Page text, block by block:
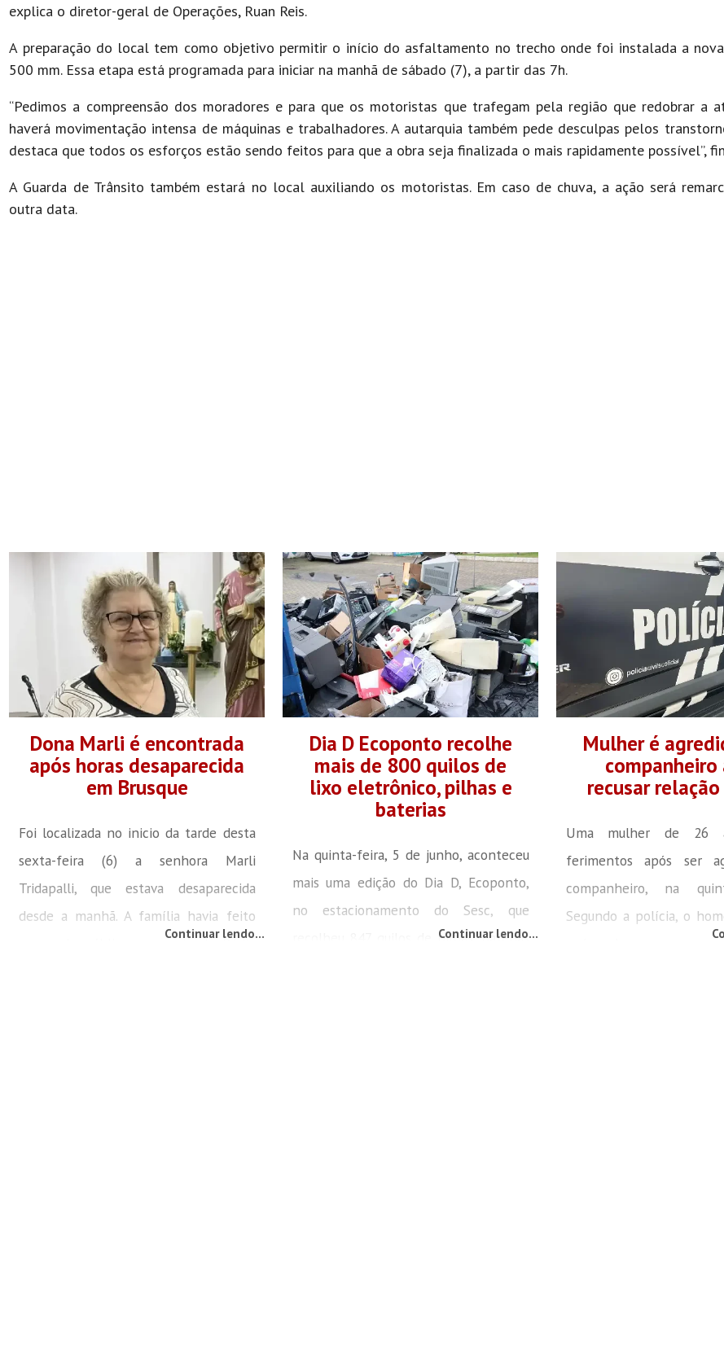
explica o diretor-geral de Operações, Ruan Reis.
A preparação do local tem como objetivo permitir o início do asfaltamento no trecho onde foi instalada a
500 mm. Essa etapa está programada para iniciar na manhã de sábado (7), a partir das 7h.
“Pedimos a compreensão dos moradores e para que os motoristas que trafegam pela região que redobrar a
haverá movimentação intensa de máquinas e trabalhadores. A autarquia também pede desculpas pelos
destaca que todos os esforços estão sendo feitos para que a obra seja finalizada o mais rapidamente possível”,
A Guarda de Trânsito também estará no local auxiliando os motoristas. Em caso de chuva, a ação será
outra data.
Dona Marli é encontrada
após horas desaparecida
em Brusque
Foi localizada no inicio da tarde desta
sexta-feira (6) a senhora Marli
Tridapalli, que estava desaparecida
desde a manhã. A família havia feito
um apelo público por meio da Rádio
Continuar lendo...
Dia D Ecoponto recolhe
mais de 800 quilos de
lixo eletrônico, pilhas e
baterias
Na quinta-feira, 5 de junho, aconteceu
mais uma edição do Dia D, Ecoponto,
no estacionamento do Sesc, que
recolheu 847 quilos de pilhas, baterias
Continuar lendo...
Mulher é
companheiro
recusar
Uma mulher de 26
ferimentos após ser
companheiro, na
Segundo a polícia, o
após ela recusar